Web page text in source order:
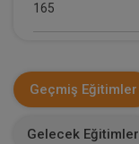
165
0
0
Geçmiş Eğitimler
Gelecek Eğitimler